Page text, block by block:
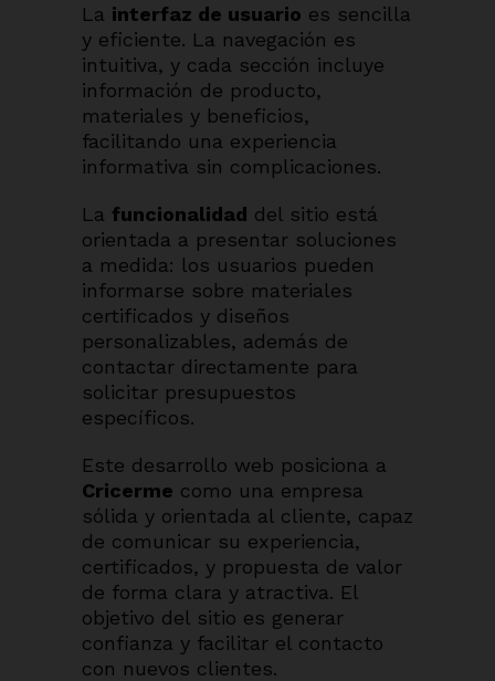
La interfaz de usuario es sencilla
y eficiente. La navegación es
intuitiva, y cada sección incluye
información de producto,
materiales y beneficios,
facilitando una experiencia
informativa sin complicaciones.
La funcionalidad del sitio está
orientada a presentar soluciones
a medida: los usuarios pueden
informarse sobre materiales
certificados y diseños
personalizables, además de
contactar directamente para
solicitar presupuestos
específicos.
Este desarrollo web posiciona a
Cricerme como una empresa
sólida y orientada al cliente, capaz
de comunicar su experiencia,
certificados, y propuesta de valor
de forma clara y atractiva. El
objetivo del sitio es generar
confianza y facilitar el contacto
con nuevos clientes.